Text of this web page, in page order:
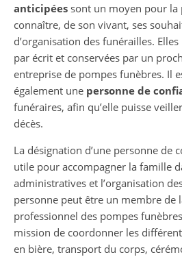
anticipées sont un moyen pour la
connaître, de son vivant, ses
d’organisation des funérailles.
par écrit et conservées par un
entreprise de pompes funèbres. Il
également une personne de
funéraires, afin qu’elle puisse
décès.
La désignation d’une personne de
utile pour accompagner la famille
administratives et l’organisation
personne peut être un membre de
professionnel des pompes
mission de coordonner les
en bière, transport du corps,